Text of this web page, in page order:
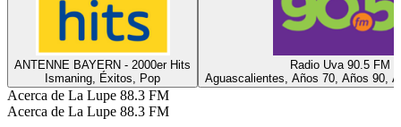
ANTENNE BAYERN - 2000er Hits
Ismaning, Éxitos, Pop
Radio Uva 90.5 FM
Aguascalientes, Años 70, Años 90,
Acerca de La Lupe 88.3 FM
Acerca de La Lupe 88.3 FM